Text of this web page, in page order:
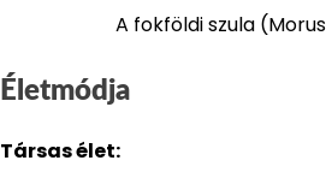
A fokföldi szula
Életmódja
Társas élet: